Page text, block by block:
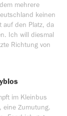
mehrere
keinen
auf den Platz, da
Ich will diesmal
Richtung von
im Kleinbus
eine Zumutung.